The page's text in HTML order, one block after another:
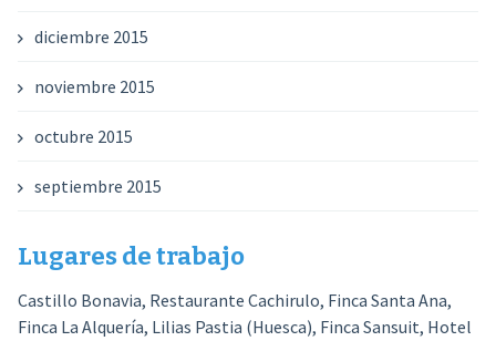
diciembre 2015
noviembre 2015
octubre 2015
septiembre 2015
Lugares de trabajo
Castillo Bonavia, Restaurante Cachirulo, Finca Santa Ana,
Finca La Alquería, Lilias Pastia (Huesca), Finca Sansuit, Hotel